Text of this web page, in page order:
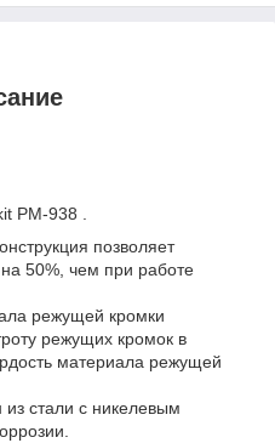
PM-938 .
позволяет
50%, чем при работе
режущей кромки
режущих кромок в
материала режущей
стали с никелевым